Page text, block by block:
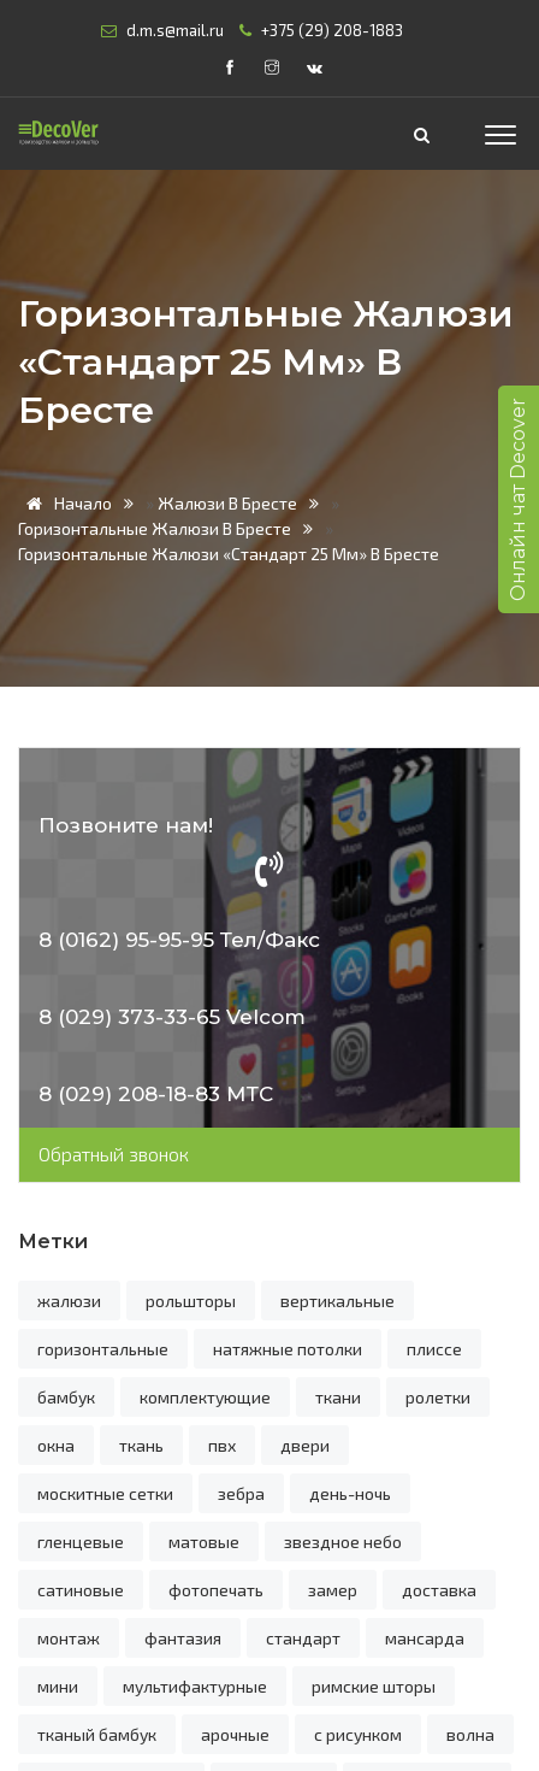
d.m.s@mail.ru +375 (29) 208-1883
Горизонтальные Жалюзи
«Стандарт 25 Мм» В
Бресте
Начало » Жалюзи В Бресте
»
Горизонтальные Жалюзи В Бресте
»
Горизонтальные Жалюзи «Стандарт 25 Мм» В Бресте
Позвоните нам!
8 (0162) 95-95-95 Тел/Факс
8 (029) 373-33-65 Velcom
8 (029) 208-18-83 МТС
Обратный звонок
Метки
жалюзи рольшторы вертикальные
горизонтальные натяжные потолки плиссе
бамбук комплектующие ткани ролетки
окна ткань пвх двери
москитные сетки зебра день-ночь
гленцевые матовые звездное небо
сатиновые фотопечать замер доставка
монтаж фантазия стандарт мансарда
мини мультифактурные римские шторы
тканый бамбук арочные с рисунком волна
Онлайн чат Decover